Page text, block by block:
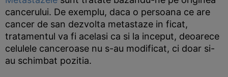
cancerului. De exemplu, daca o persoana ce are
cancer de san dezvolta metastaze in ficat,
tratamentul va fi acelasi ca si la inceput, deoarece
celulele canceroase nu s-au modificat, ci doar si-
au schimbat pozitia.